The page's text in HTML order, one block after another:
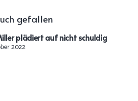
gefallen
plädiert auf nicht schuldig
2022